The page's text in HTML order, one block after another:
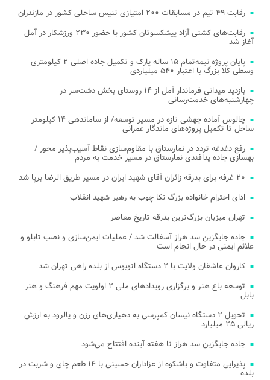
رقابت ۴۹ تیم در مسابقات ۲۰۰ امتیازی تنیس ساحلی کشور در مازندران
رقابت‌های کشتی آزاد پیشکسوتان کشور با حضور ۲۳۰ ورزشکار در آمل
آغاز شد
پایان پروژه نیمه‌تمام ۱۵ ساله پارک و تکمیل جاده اصلی ۲ کیلومتری
وسطی کلا بزرگ با اعتبار ۵۴۰ میلیاردی
بازدید میدانی فرماندار آمل از ۱۴ روستای بخش دشت‌سر در
چهارشنبه‌های خدمت‌رسانی
چالوس آماده جهشی تازه در مسیر توسعه/ از ساماندهی ۱۴ کیلومتر
ساحل تا تکمیل پروژه‌های ماندگار عمرانی
رفع دغدغه تردد در نمارستاق با مقاوم‌سازی نقاط آسیب‌پذیر محور /
بهسازی جاده پدافندی نمارستاق در مسیر خدمت به مردم
۲۰ غرفه برای بدرقه زائران آقای شهید ایران در مسیر طریق الرضا برپا شد
ادای احترام خانواده بزرگ نکا چوب به رهبر شهید انقلاب
تهران میزبان بزرگ‌ترین بدرقه تاریخ معاصر
جاده جایگزین سد هراز آسفالت شد / عملیات ایمن‌سازی و نصب تابلو و
علائم ایمنی در حال انجام است
کاروان عاشقان ولایت با ۲ دستگاه اتوبوس از بلده راهی تهران شد
توسعه باغ هنر و برگزاری رویدادهای ملی ۲ اولویت مهم فرهنگ و هنر
بابل
تحویل ۲ دستگاه نیسان کمپرسی به دهیاری‌های رزن و یالرود به ارزش
ریالی ۲۵ میلیارد
جاده جایگزین سد هراز تا هفته آینده افتتاح می‌شود
پذیرایی متفاوت و باشکوه از عزاداران حسینی با ۱۴ طعم چای و شربت در
بلده